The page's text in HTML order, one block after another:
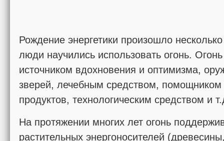
Рождение энергетики произошло
люди научились использовать огонь.
источником вдохновения и опти­мизма,
зверей, лечебным средством,
продук­тов, технологическим средством и
На протяжении многих лет огонь
растительных энергоносителей